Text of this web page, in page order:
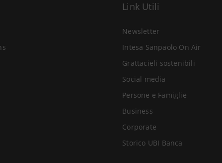
Link Utili
Newsletter
Intesa Sanpaolo On Air
Grattacieli sostenibili
Social media
Persone e Famiglie
Business
Corporate
Storico UBI Banca